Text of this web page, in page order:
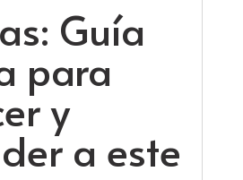
Guía
para
y
a este